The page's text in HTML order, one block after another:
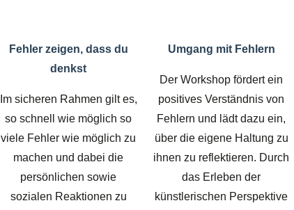
Fehler zeigen, dass du
denkst
Im sicheren Rahmen gilt es,
so schnell wie möglich so
viele Fehler wie möglich zu
machen und dabei die
persönlichen sowie
sozialen Reaktionen zu
Umgang mit Fehlern
Der Workshop fördert ein
positives Verständnis von
Fehlern und lädt dazu ein,
über die eigene Haltung zu
ihnen zu reflektieren. Durch
das Erleben der
künstlerischen Perspektive